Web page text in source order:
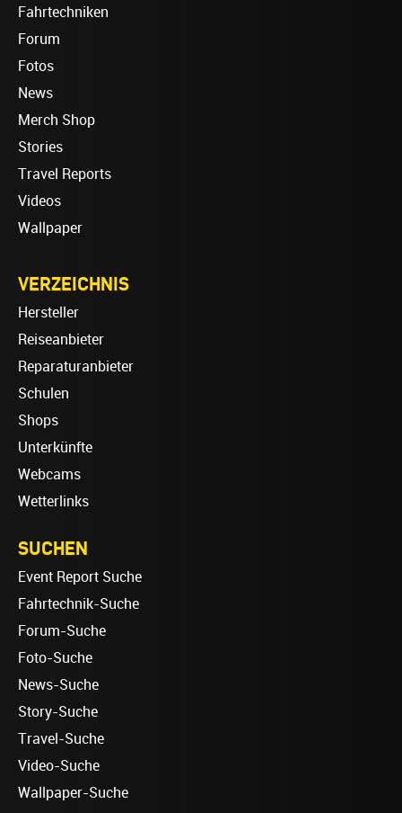
Fahrtechniken
Forum
Fotos
News
Merch Shop
Stories
Travel Reports
Videos
Wallpaper
VERZEICHNIS
Hersteller
Reiseanbieter
Reparaturanbieter
Schulen
Shops
Unterkünfte
Webcams
Wetterlinks
SUCHEN
Event Report Suche
Fahrtechnik-Suche
Forum-Suche
Foto-Suche
News-Suche
Story-Suche
Travel-Suche
Video-Suche
Wallpaper-Suche